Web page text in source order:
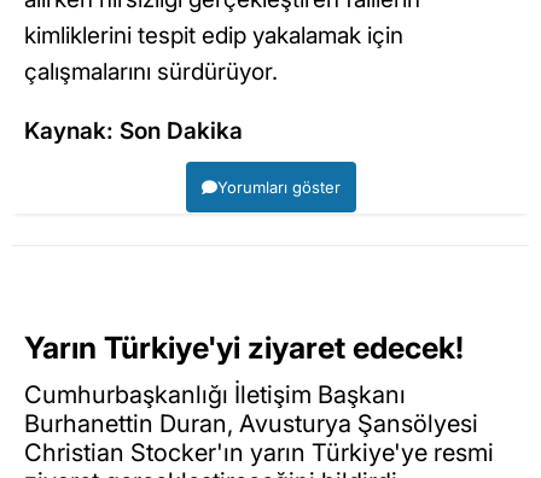
kimliklerini tespit edip yakalamak için
çalışmalarını sürdürüyor.
Kaynak: Son Dakika
Yorumları göster
Yarın Türkiye'yi ziyaret edecek!
Cumhurbaşkanlığı İletişim Başkanı
Burhanettin Duran, Avusturya Şansölyesi
Christian Stocker'ın yarın Türkiye'ye resmi